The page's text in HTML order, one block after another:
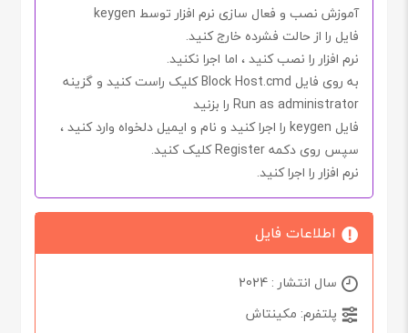
آموزش نصب و فعال سازی نرم افزار توسط keygen
فایل را از حالت فشرده خارج کنید.
نرم افزار را نصب کنید ، اما اجرا نکنید.
به روی فایل Block Host.cmdکلیک راست کنید و گزینه
Run as administrator را بزنید
فایل keygen را اجرا کنید و نام و ایمیل دلخواه وارد کنید ،
سپس روی دکمهRegisterکلیک کنید.
نرم افزار را اجرا کنید.
اطلاعات فایل
سال انتشار : 2024
پلتفرم: مکینتاش